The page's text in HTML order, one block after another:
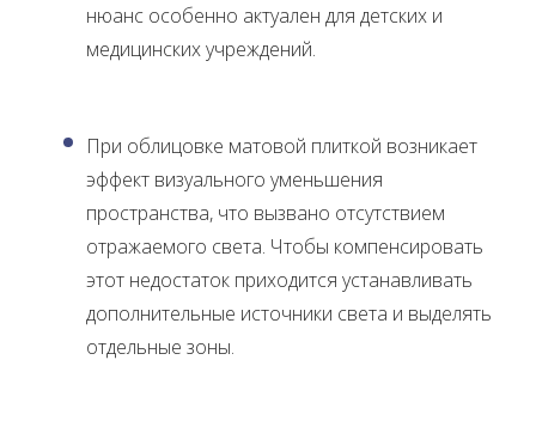
нюанс особенно актуален для детских и
медицинских учреждений.
При облицовке матовой плиткой возникает
эффект визуального уменьшения
пространства, что вызвано отсутствием
отражаемого света. Чтобы компенсировать
этот недостаток приходится устанавливать
дополнительные источники света и выделять
отдельные зоны.